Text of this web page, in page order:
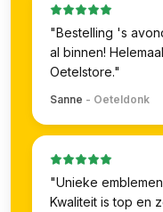
"Bestelling 's
al binnen!
Oetelstore."
Sanne - Oeteldonk
"Unieke
Kwaliteit is top en